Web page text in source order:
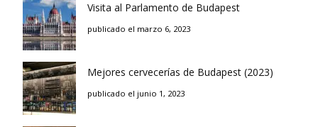
Visita al Parlamento de Budapest
publicado el marzo 6, 2023
Mejores cervecerías de Budapest (2023)
publicado el junio 1, 2023